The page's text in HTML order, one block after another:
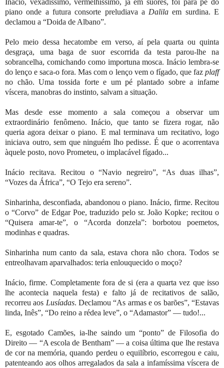
Inácio, vexadíssimo, vermelhíssimo, já em suores, foi para pé do
piano onde a futura consorte preludiava a Dalila em surdina. E
declamou a “Doida de Albano”.
Pelo meio dessa hecatombe em verso, aí pela quarta ou quinta
desgraça, uma baga de suor escorrida da testa parou-lhe na
sobrancelha, comichando como importuna mosca. Inácio lembra-se
do lenço e saca-o fora. Mas com o lenço vem o fígado, que faz plaff
no chão. Uma tossida forte e um pé plantado sobre a infame
víscera, manobras do instinto, salvam a situação.
Mas desde esse momento a sala começou a observar um
extraordinário fenômeno. Inácio, que tanto se fizera rogar, não
queria agora deixar o piano. E mal terminava um recitativo, logo
iniciava outro, sem que ninguém lho pedisse. É que o acorrentava
àquele posto, novo Prometeu, o implacável fígado...
Inácio recitava. Recitou o “Navio negreiro”, “As duas ilhas”,
“Vozes da África”, “O Tejo era sereno”.
Sinharinha, desconfiada, abandonou o piano. Inácio, firme. Recitou
o “Corvo” de Edgar Poe, traduzido pelo sr. João Kopke; recitou o
“Quisera amar-te”, o “Acorda donzela”: borbotou poemetos,
modinhas e quadras.
Sinharinha num canto da sala, estava chora não chora. Todos se
entreolhavam aparvalhados: teria enlouquecido o moço?
Inácio, firme. Completamente fora de si (era a quarta vez que isso
lhe acontecia naquela festa) e falto já de recitativos de salão,
recorreu aos Lusíadas. Declamou “As armas e os barões”, “Estavas
linda, Inês”, “Do reino a rédea leve”, o “Adamastor” — tudo!...
E, esgotado Camões, ia-lhe saindo um “ponto” de Filosofia do
Direito — “A escola de Bentham” — a coisa última que lhe restava
de cor na memória, quando perdeu o equilíbrio, escorregou e caiu,
patenteando aos olhos arregalados da sala a infamíssima víscera de